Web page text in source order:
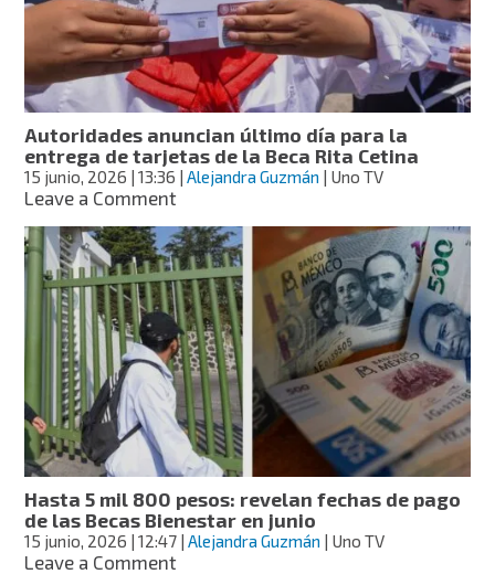
Autoridades anuncian último día para la
entrega de tarjetas de la Beca Rita Cetina
15 junio, 2026 | 13:36 |Alejandra Guzmán | Uno TV
Leave a Commenton
anuncian
último
día
para
la
entrega
de
tarjetas
de
la
Beca
Rita
Cetina
Hasta 5 mil 800 pesos: revelan fechas de pago
de las Becas Bienestar en junio
15 junio, 2026 | 12:47 |Alejandra Guzmán | Uno TV
Leave a Commenton